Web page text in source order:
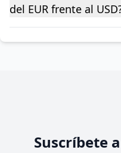
del EUR frente al
Suscríbete